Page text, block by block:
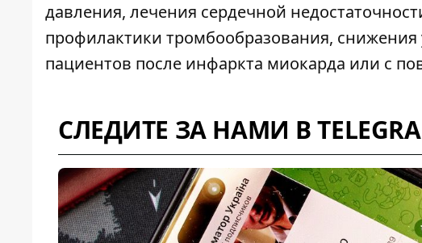
давления, лечения сердечной
профилактики тромбообразования, снижения
пациентов после инфаркта миокарда или с
СЛЕДИТЕ ЗА НАМИ В